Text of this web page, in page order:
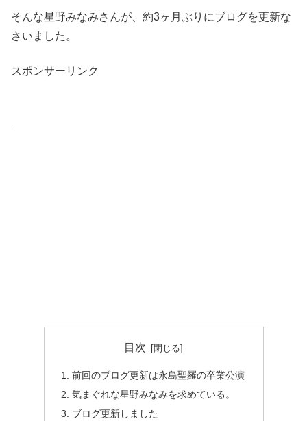
そんな星野みなみさんが、約3ヶ月ぶりにブログを更新な
さいました。
スポンサーリンク
目次
前回のブログ更新は永島聖羅の卒業公演
気まぐれな星野みなみを求めている。
ブログ更新しました